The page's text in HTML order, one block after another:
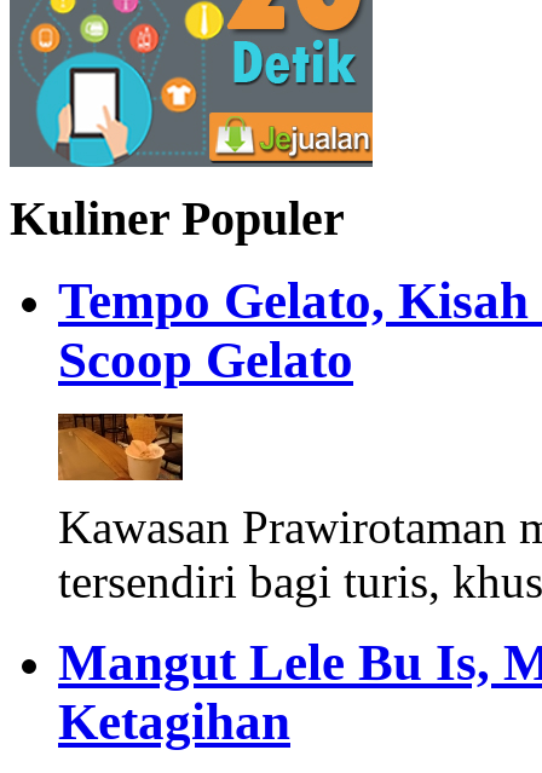
Kuliner Populer
Tempo Gelato,
Scoop Gelato
Kawasan Prawirotaman
tersendiri bagi turis,
Mangut Lele Bu Is,
Ketagihan